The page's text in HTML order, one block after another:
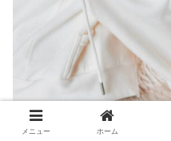
メニュー ホーム